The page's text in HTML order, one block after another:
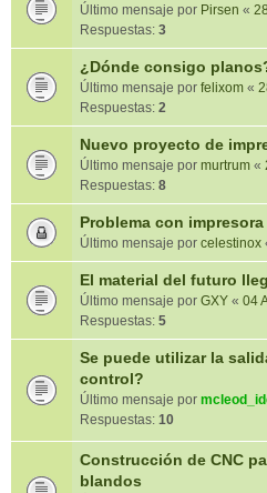
Último mensaje por Pirsen «
Respuestas: 3
¿Dónde consigo
Último mensaje por felixom «
Respuestas: 2
Nuevo proyecto de
Último mensaje por murtrum «
Respuestas: 8
Problema con impresora
Último mensaje por celestinox
El material del futuro
Último mensaje por GXY « 04
Respuestas: 5
Se puede utilizar la
control?
Último mensaje por
Respuestas: 10
Construcción de CNC
blandos